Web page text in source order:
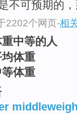
不可预期的
2202个网页-相
中等的人
体重
等体重